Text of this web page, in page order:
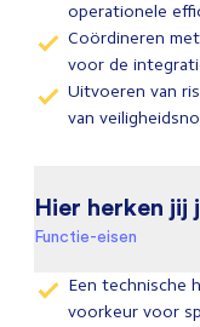
operationele
Coördineren
voor de
Uitvoeren van
van
Hier herken jij
Functie-eisen
Een technische
voorkeur voor